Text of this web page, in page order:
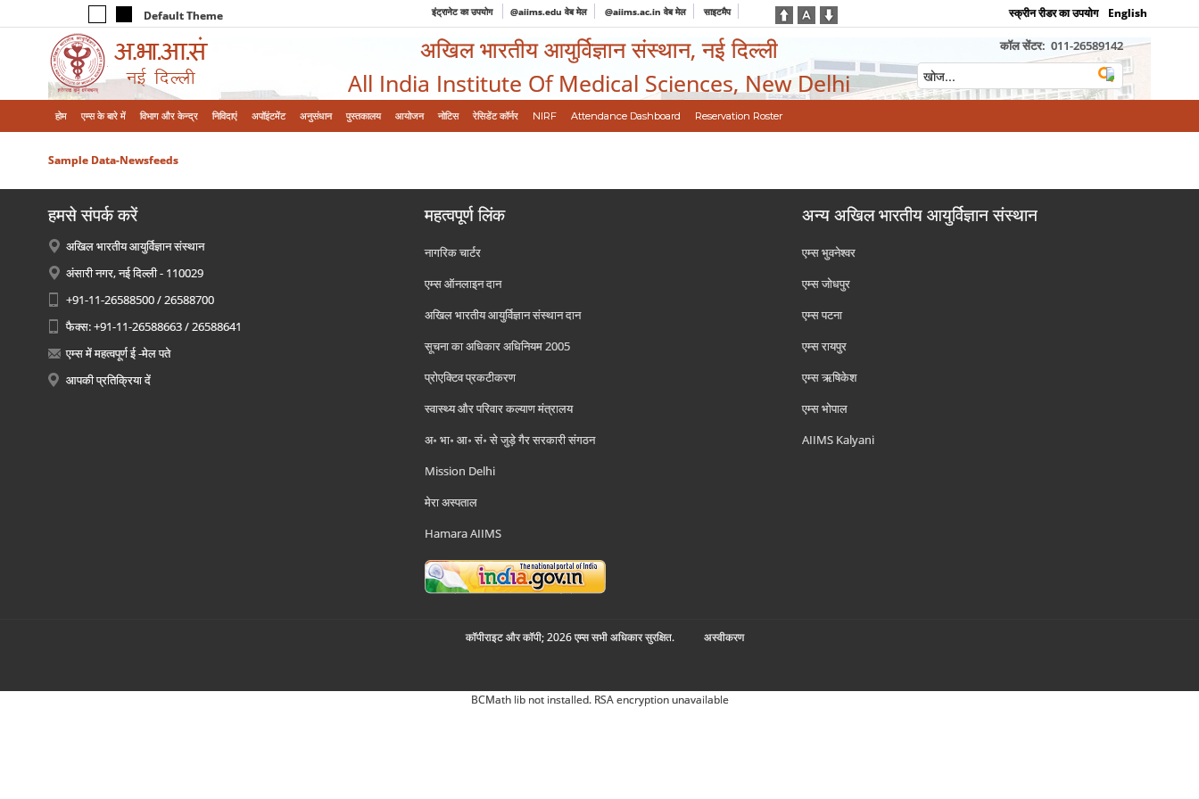
Default Theme इंट्रानेट का उपयोग @aiims.edu वेब मेल @aiims.ac.in वेब मेल साइटमैप स्क्रीन रीडर का उपयोग English
अखिल भारतीय आयुर्विज्ञान संस्थान, नई दिल्ली
All India Institute Of Medical Sciences, New Delhi
कॉल सेंटर: 011-26589142
होम एम्‍स के बारे में विभाग और केन्‍द्र निविदाएं अपॉइंटमेंट अनुसंधान पुस्तकालय आयोजन नोटिस रेसिडेंट कॉर्नर NIRF Attendance Dashboard Reservation Roster
Sample Data-Newsfeeds
हमसे संपर्क करें
अखिल भारतीय आयुर्विज्ञान संस्थान
अंसारी नगर, नई दिल्ली - 110029
+91-11-26588500 / 26588700
फैक्स: +91-11-26588663 / 26588641
एम्स में महत्वपूर्ण ई -मेल पते
आपकी प्रतिक्रिया दें
महत्वपूर्ण लिंक
नागरिक चार्टर
एम्स ऑनलाइन दान
अखिल भारतीय आयुर्विज्ञान संस्थान दान
सूचना का अधिकार अधिनियम 2005
प्रोएक्टिव प्रकटीकरण
स्वास्थ्य और परिवार कल्याण मंत्रालय
अ॰ भा॰ आ॰ सं॰ से जुड़े गैर सरकारी संगठन
Mission Delhi
मेरा अस्पताल
Hamara AIIMS
अन्य अखिल भारतीय आयुर्विज्ञान संस्थान
एम्‍स भुवनेश्वर
एम्‍स जोधपुर
एम्‍स पटना
एम्‍स रायपुर
एम्‍स ऋषिकेश
एम्‍स भोपाल
AIIMS Kalyani
कॉपीराइट और कॉपी; 2026 एम्स सभी अधिकार सुरक्षित. अस्‍वीकरण
BCMath lib not installed. RSA encryption unavailable